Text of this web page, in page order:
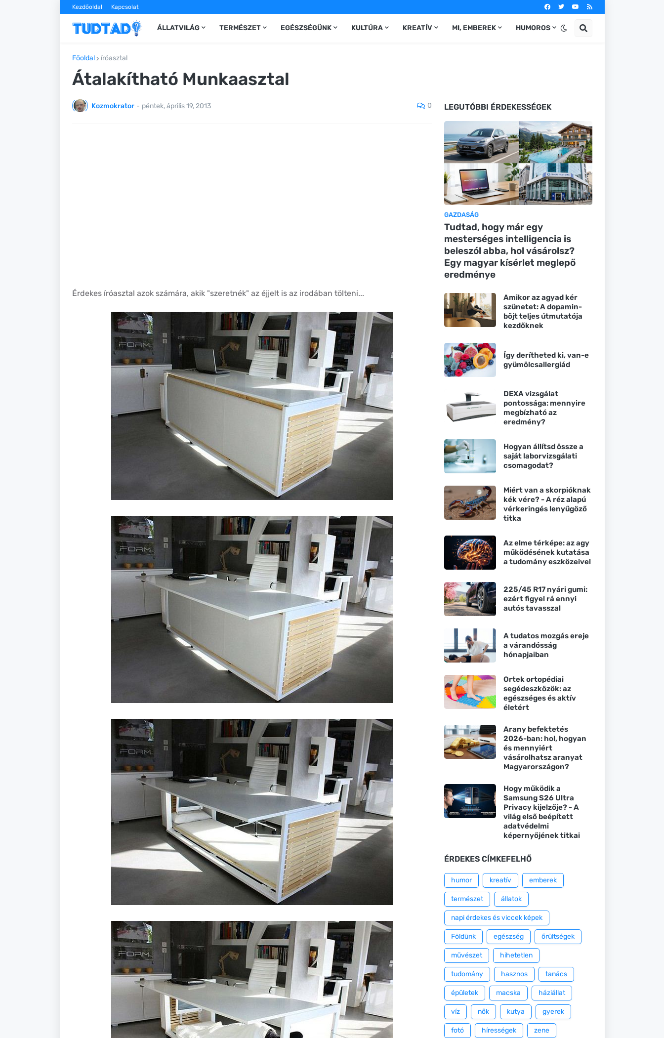
Kezdőoldal Kapcsolat
ÁLLATVILÁG TERMÉSZET EGÉSZSÉGÜNK KULTÚRA KREATÍV MI, EMBEREK HUMOROS
Főoldal íróasztal
Átalakítható Munkaasztal
Kozmokrator - péntek, április 19, 2013 0
Érdekes íróasztal azok számára, akik "szeretnék" az éjjelt is az irodában tölteni...
LEGUTÓBBI ÉRDEKESSÉGEK
GAZDASÁG
Tudtad, hogy már egy
mesterséges intelligencia is
beleszól abba, hol vásárolsz?
Egy magyar kísérlet meglepő
eredménye
Amikor az agyad kér
szünetet: A dopamin-
böjt teljes útmutatója
kezdőknek
Így derítheted ki, van-e
gyümölcsallergiád
DEXA vizsgálat
pontossága: mennyire
megbízható az
eredmény?
Hogyan állítsd össze a
saját laborvizsgálati
csomagodat?
Miért van a skorpióknak
kék vére? - A réz alapú
vérkeringés lenyűgöző
titka
Az elme térképe: az agy
működésének kutatása
a tudomány eszközeivel
225/45 R17 nyári gumi:
ezért figyel rá ennyi
autós tavasszal
A tudatos mozgás ereje
a várandósság
hónapjaiban
Ortek ortopédiai
segédeszközök: az
egészséges és aktív
életért
Arany befektetés
2026-ban: hol, hogyan
és mennyiért
vásárolhatsz aranyat
Magyarországon?
Hogy működik a
Samsung S26 Ultra
Privacy kijelzője? - A
világ első beépített
adatvédelmi
képernyőjének titkai
ÉRDEKES CÍMKEFELHŐ
humor kreatív emberek
természet állatok
napi érdekes és viccek képek
Földünk egészség őrültségek
művészet hihetetlen
tudomány hasznos tanács
épületek macska háziállat
víz nők kutya gyerek
fotó hírességek zene